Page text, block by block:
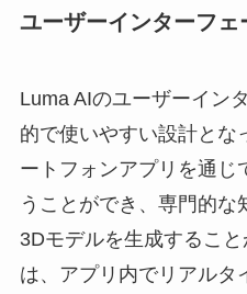
ユーザーインターフェ
Luma AIのユーザーイン
的で使いやすい設計とな
ートフォンアプリを通じ
うことができ、専門的な
3Dモデルを生成するこ
は、アプリ内でリアルタ